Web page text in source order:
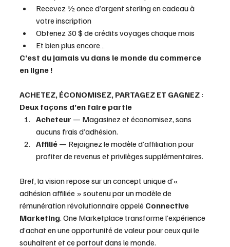
Recevez ½ once d’argent sterling en cadeau à
votre inscription
Obtenez 30 $ de crédits voyages chaque mois
Et bien plus encore…
C’est du jamais vu dans le monde du commerce
en ligne !
ACHETEZ, ÉCONOMISEZ, PARTAGEZ ET GAGNEZ :
Deux façons d’en faire partie
Acheteur — Magasinez et économisez, sans
aucuns frais d’adhésion.
Affilié — Rejoignez le modèle d’affiliation pour
profiter de revenus et privilèges supplémentaires.
Bref, la vision repose sur un concept unique d’«
adhésion affiliée » soutenu par un modèle de
rémunération révolutionnaire appelé Connective
Marketing. One Marketplace transforme l’expérience
d’achat en une opportunité de valeur pour ceux qui le
souhaitent et ce partout dans le monde.